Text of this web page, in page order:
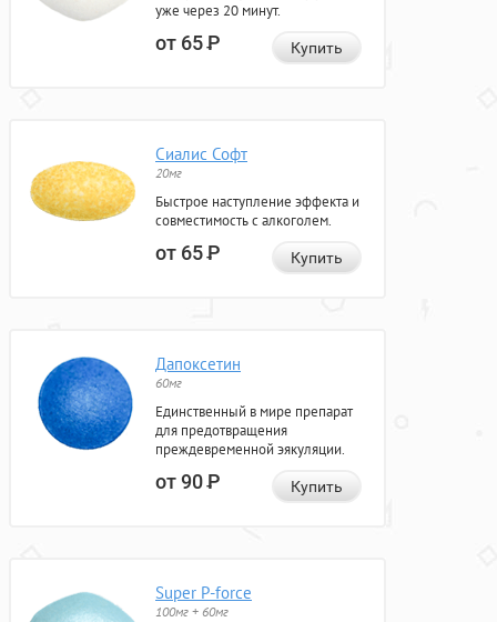
уже через 20 минут.
от 65Р Купить
Сиалис Софт
20мг
Быстрое наступление эффекта и
совместимость с алкоголем.
от 65Р Купить
Дапоксетин
60мг
Единственный в мире препарат
для предотвращения
преждевременной эякуляции.
от 90Р Купить
Super P-force
100мг + 60мг